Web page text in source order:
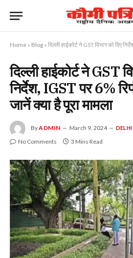
Home » Blog » दिल्ली हाईकोर्ट ने GST विभाग को दिए निर्देश,
दिल्ली हाईकोर्ट ने GST
निर्देश, IGST पर 6%
जानें क्या है पूरा मामला
ByADMIN March 9, 2024 DELHI
No Comments 3 Mins Read